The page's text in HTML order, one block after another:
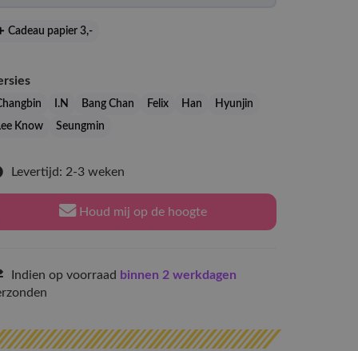
Cadeau papier 3,-
I.N Bang Chan Felix Han
Hyunjin
Know
Seungmin
Levertijd: 2-3 weken
Houd mij op de hoogte
Indien op voorraad binnen 2 werkdagen